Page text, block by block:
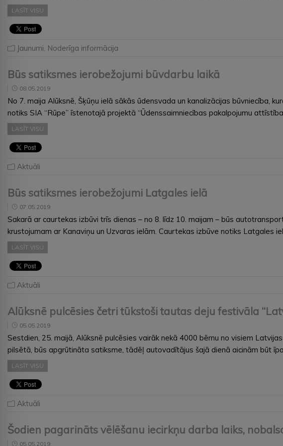
LASĪT VISU
Jaunumi, Noderīga informācija
Būs satiksmes ierobežojumi būvdarbu laikā
08.05.2019
No 7. maija Alūksnē, Šķūņu ielā sākās ūdensvada un kanalizācijas
notiks SIA “Rūpe” īstenotajā projektā “Ūdenssaimniecības pakalpojumu
LASĪT VISU
Aktuāli
Būs satiksmes ierobežojumi Latgales ielā
07.05.2019
Sakarā ar caurtekas izbūvi trīs dienas – no 8. līdz 10. maijam – būs
krustojumam ar Kanaviņu un Uzvaras ielām. Caurtekas izbūve notiks Latgales
LASĪT VISU
Aktuāli
Alūksnē pulcēsies četri tūkstoši tautas deju festivāla
05.05.2019
Sestdien, 25. maijā, Alūksnē pulcēsies vairāk nekā 4000 bērnu no visiem
pilsētā, būs apgrūtināta satiksme, tādēļ autovadītājus šajā dienā aicinām būt
LASĪT VISU
Aktuāli
Šodien pagarināts vēlēšanu iecirkņu darba laiks,
05.05.2019